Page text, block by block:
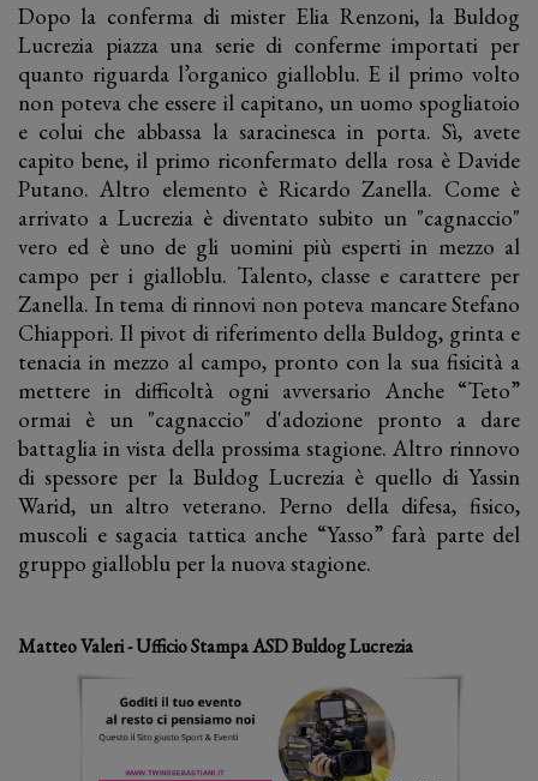
Dopo la conferma di mister Elia Renzoni, la Buldog
Lucrezia piazza una serie di conferme importati per
quanto riguarda l’organico gialloblu. E il primo volto
non poteva che essere il capitano, un uomo spogliatoio
e colui che abbassa la saracinesca in porta. Sì, avete
capito bene, il primo riconfermato della rosa è Davide
Putano. Altro elemento è Ricardo Zanella. Come è
arrivato a Lucrezia è diventato subito un "cagnaccio"
vero ed è uno de gli uomini più esperti in mezzo al
campo per i gialloblu. Talento, classe e carattere per
Zanella. In tema di rinnovi non poteva mancare Stefano
Chiappori. Il pivot di riferimento della Buldog, grinta e
tenacia in mezzo al campo, pronto con la sua fisicità a
mettere in difficoltà ogni avversario Anche “Teto”
ormai è un "cagnaccio" d'adozione pronto a dare
battaglia in vista della prossima stagione. Altro rinnovo
di spessore per la Buldog Lucrezia è quello di Yassin
Warid, un altro veterano. Perno della difesa, fisico,
muscoli e sagacia tattica anche “Yasso” farà parte del
gruppo gialloblu per la nuova stagione.
Matteo Valeri - Ufficio Stampa ASD Buldog Lucrezia